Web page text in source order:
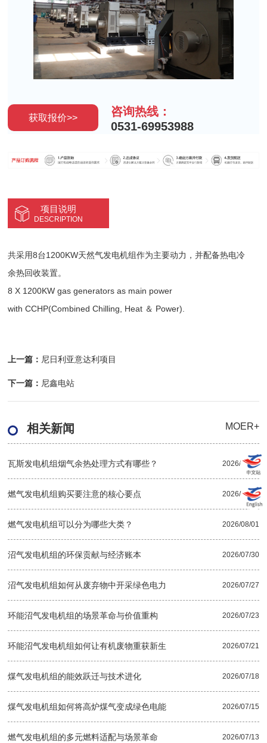
获取报价>>
咨询热线：
0531-69953988
项目说明
DESCRIPTION
共采用8台1200KW天然气发电机组作为主要动力，并配备热电冷
余热回收装置。
8 X 1200KW gas generators as main power
with CCHP(Combined Chilling, Heat ＆ Power).
上一篇： 尼日利亚意达利项目
下一篇： 尼鑫电站
相关新闻 MOER+
瓦斯发电机组烟气余热处理方式有哪些？ 2026/08/07
燃气发电机组购买要注意的核心要点 2026/08/04
燃气发电机组可以分为哪些大类？ 2026/08/01
沼气发电机组的环保贡献与经济账本 2026/07/30
沼气发电机组如何从废弃物中开采绿色电力 2026/07/27
环能沼气发电机组的场景革命与价值重构 2026/07/23
环能沼气发电机组如何让有机废物重获新生 2026/07/21
煤气发电机组的能效跃迁与技术进化 2026/07/18
煤气发电机组如何将高炉煤气变成绿色电能 2026/07/15
燃气发电机组的多元燃料适配与场景革命 2026/07/13